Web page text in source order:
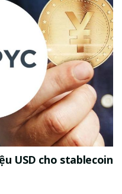
USD cho stablecoin